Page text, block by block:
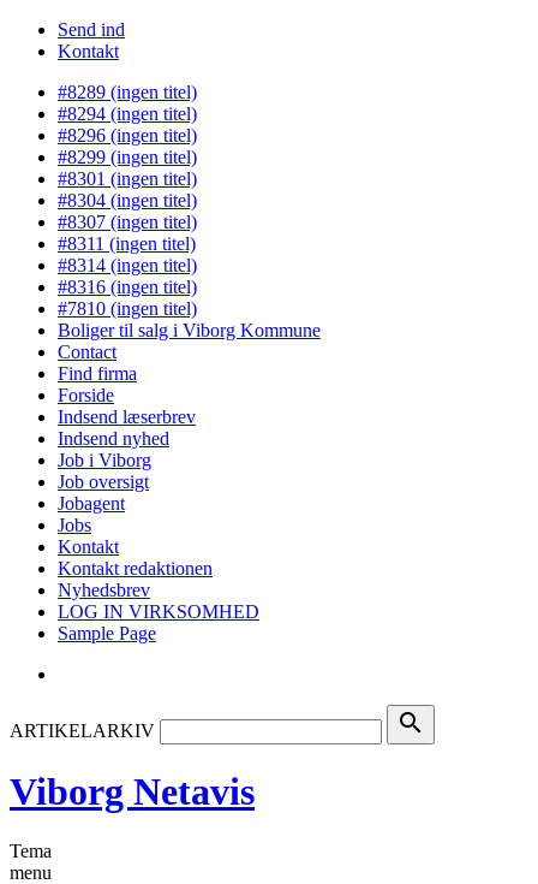
Send ind
Kontakt
#8289 (ingen titel)
#8294 (ingen titel)
#8296 (ingen titel)
#8299 (ingen titel)
#8301 (ingen titel)
#8304 (ingen titel)
#8307 (ingen titel)
#8311 (ingen titel)
#8314 (ingen titel)
#8316 (ingen titel)
#7810 (ingen titel)
Boliger til salg i Viborg Kommune
Contact
Find firma
Forside
Indsend læserbrev
Indsend nyhed
Job i Viborg
Job oversigt
Jobagent
Jobs
Kontakt
Kontakt redaktionen
Nyhedsbrev
LOG IN VIRKSOMHED
Sample Page
ARTIKELARKIV search
Viborg Netavis
Tema
menu